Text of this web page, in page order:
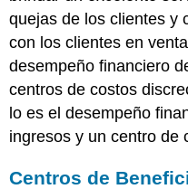
quejas de los clientes y
con los clientes en
desempeño financiero
centros de costos
lo es el desempeño
ingresos y un centro de
Centros de